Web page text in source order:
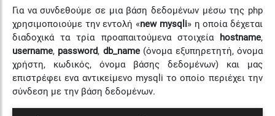
Για να συνδεθούμε σε μια βάση δεδομένων μέσω της php
χρησιμοποιούμε την εντολή «new mysqli» η οποία δέχεται
διαδοχικά τα τρία προαπαιτούμενα στοιχεία hostname,
username, password, db_name(όνομα εξυπηρετητή, όνομα
χρήστη, κωδικός, όνομα βάσης δεδομένων) και μας
επιστρέφει ενα αντικείμενο mysqli το οποίο περιέχει την
σύνδεση με την βάση δεδομένων.